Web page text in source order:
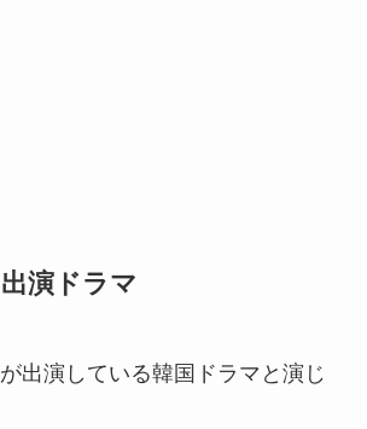
演ドラマ
出演している韓国ドラマと演じ